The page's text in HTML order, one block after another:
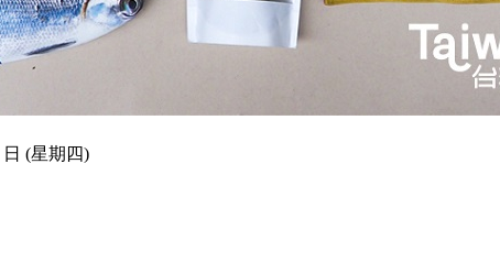
日 (星期四)